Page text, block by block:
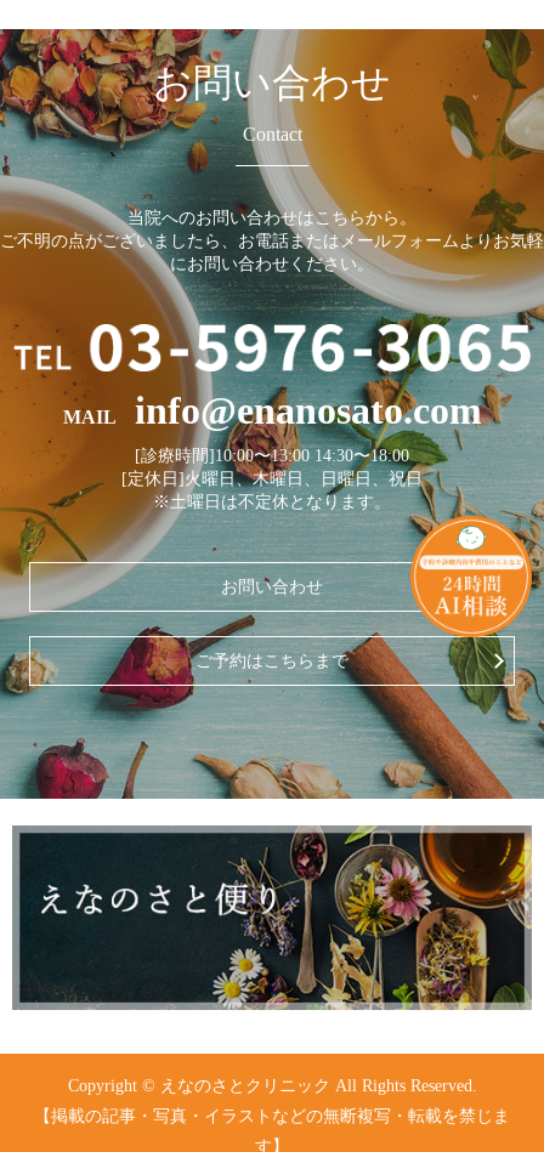
お問い合わせ
Contact
当院へのお問い合わせはこちらから。
ご不明の点がございましたら、お電話またはメールフォームよりお気軽
にお問い合わせください。
MAIL info@enanosato.com
[診療時間]10:00〜13:00 14:30〜18:00
[定休日]火曜日、木曜日、日曜日、祝日
※土曜日は不定休となります。
お問い合わせ
ご予約はこちらまで
Copyright © えなのさとクリニック All Rights Reserved.
【掲載の記事・写真・イラストなどの無断複写・転載を禁じま
す】